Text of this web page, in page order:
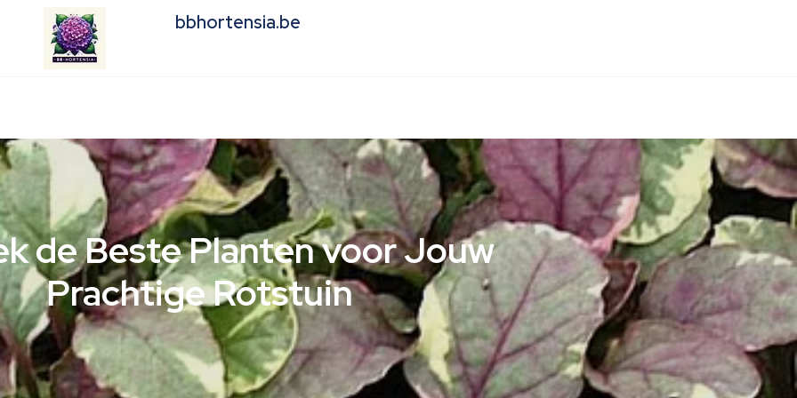
bbhortensia.be
de Beste Planten voor Jouw
Prachtige Rotstuin